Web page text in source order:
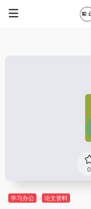
0
学习办公 论文资料